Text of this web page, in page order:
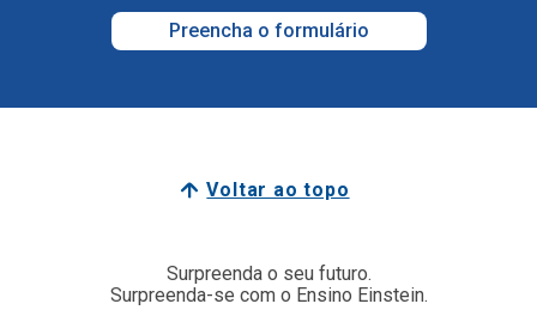
Preencha o formulário
Voltar ao topo
Surpreenda o seu futuro.
Surpreenda-se com o Ensino Einstein.